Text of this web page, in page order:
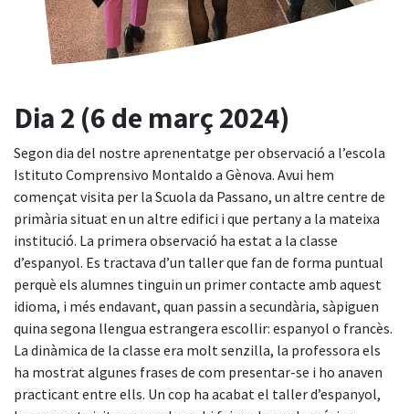
Dia 2 (6 de març 2024)
Segon dia del nostre aprenentatge per observació a l’escola
Istituto Comprensivo Montaldo a Gènova. Avui hem
començat visita per la Scuola da Passano, un altre centre de
primària situat en un altre edifici i que pertany a la mateixa
institució. La primera observació ha estat a la classe
d’espanyol. Es tractava d’un taller que fan de forma puntual
perquè els alumnes tinguin un primer contacte amb aquest
idioma, i més endavant, quan passin a secundària, sàpiguen
quina segona llengua estrangera escollir: espanyol o francès.
La dinàmica de la classe era molt senzilla, la professora els
ha mostrat algunes frases de com presentar-se i ho anaven
practicant entre ells. Un cop ha acabat el taller d’espanyol,